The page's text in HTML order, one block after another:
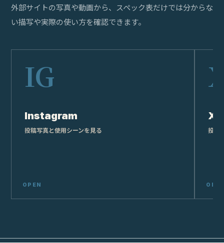
外部サイトの写真や動画から、スペック表だけでは分からな
い描写や実際の使い方を確認できます。
Instagram
投稿写真と使用シーンを見る
X
投稿